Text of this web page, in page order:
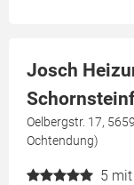
Josch
Oelbergstr. 17,
Ochtendung)
5